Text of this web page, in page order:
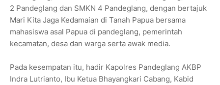
2 Pandeglang dan SMKN 4 Pandeglang, dengan bertajuk
Mari Kita Jaga Kedamaian di Tanah Papua bersama
mahasiswa asal Papua di pandeglang, pemerintah
kecamatan, desa dan warga serta awak media.
Pada kesempatan itu, hadir Kapolres Pandeglang AKBP
Indra Lutrianto, Ibu Ketua Bhayangkari Cabang, Kabid